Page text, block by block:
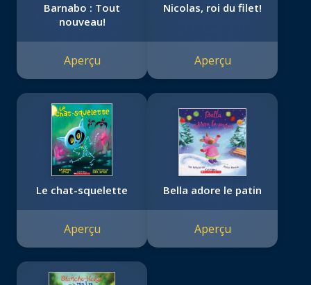
Barnabo : Tout
nouveau!
Aperçu
Nicolas, roi du filet!
Aperçu
Le chat-squelette
Aperçu
Bella adore le patin
Aperçu